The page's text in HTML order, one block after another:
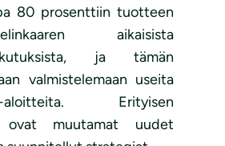
80 prosenttiin tuotteen
aikaisista
ja tämän
valmistelemaan useita
aloitteita. Erityisen
ovat muutamat uudet